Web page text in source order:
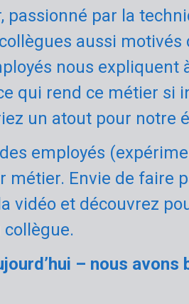
passionné par la
aussi motivés
nous expliquent
qui rend ce métier si
un atout pour notre
employés
métier. Envie de faire
vidéo et découvrez
– nous avons